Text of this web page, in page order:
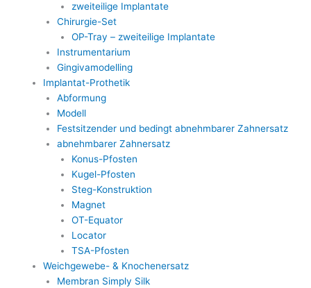
zweiteilige Implantate
Chirurgie-Set
OP-Tray – zweiteilige Implantate
Instrumentarium
Gingivamodelling
Implantat-Prothetik
Abformung
Modell
Festsitzender und bedingt abnehmbarer Zahnersatz
abnehmbarer Zahnersatz
Konus-Pfosten
Kugel-Pfosten
Steg-Konstruktion
Magnet
OT-Equator
Locator
TSA-Pfosten
Weichgewebe- & Knochenersatz
Membran Simply Silk